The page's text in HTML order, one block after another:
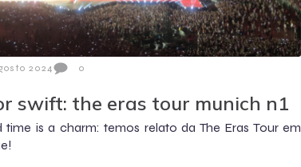
2024 0
swift: the eras tour munich n1
time is a charm: temos relato da The Eras Tour em